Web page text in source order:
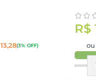
13,28(3% OFF)
R$
ou